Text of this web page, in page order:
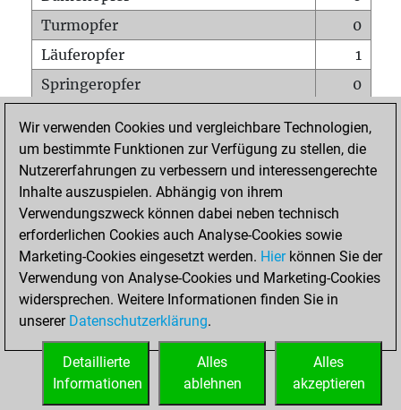
Turmopfer
0
Läuferopfer
1
Springeropfer
0
Matt auf vollem Brett
0
Bauer setzt Matt
0
Erstickte Matts
Unterverwandlungen
Türme auf der siebten
0
STARTSEITE
Wir verwenden Cookies und vergleichbare Technologien,
um bestimmte Funktionen zur Verfügung zu stellen, die
Nutzererfahrungen zu verbessern und interessengerechte
Inhalte auszuspielen. Abhängig von ihrem
Verwendungszweck können dabei neben technisch
erforderlichen Cookies auch Analyse-Cookies sowie
Marketing-Cookies eingesetzt werden. Hierkönnen Sie der
Verwendung von Analyse-Cookies und Marketing-Cookies
widersprechen. Weitere Informationen finden Sie in
unserer Datenschutzerklärung.
Alles
akzeptieren
Alles
ablehnen
Detaillierte
Informationen